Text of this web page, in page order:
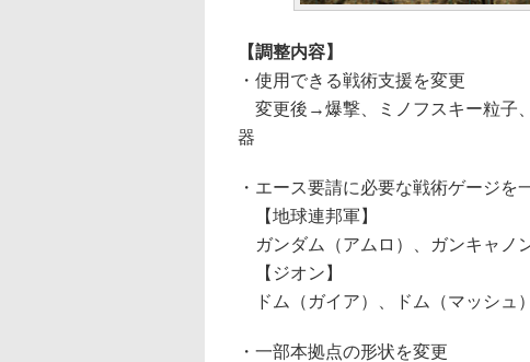
【調整内容】
・使用できる戦術支援を変更
変更後→爆撃、ミノフスキー粒子
器
・エース要請に必要な戦術ゲージ
【地球連邦軍】
ガンダム（アムロ）、ガンキャノ
【ジオン】
ドム（ガイア）、ドム（マッシュ
・一部本拠点の形状を変更